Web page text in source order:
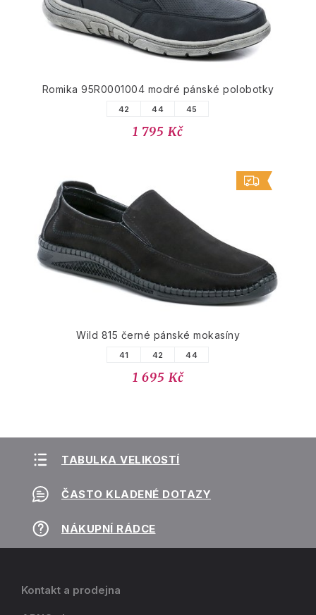
Romika 95R0001004 modré pánské polobotky
42 44 45
1 795 Kč
Wild 815 černé pánské mokasíny
41 42 44
1 695 Kč
TABULKA VELIKOSTÍ
ČASTO KLADENÉ DOTAZY
NÁKUPNÍ RÁDCE
Kontakt a prodejna